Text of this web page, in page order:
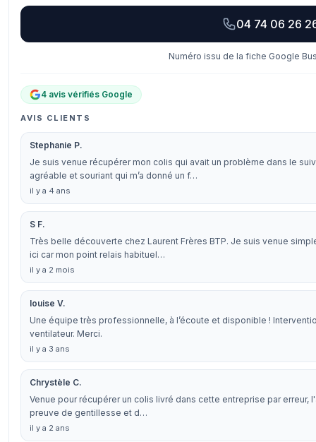
04 74 06 26
Numéro issu de la fiche Google
4 avis vérifiés Google
AVIS CLIENTS
Stephanie P.
Je suis venue récupérer mon colis qui avait un problème dans le
agréable et souriant qui m’a donné un f…
il y a 4 ans
S F.
Très belle découverte chez Laurent Frères BTP. Je suis venue
ici car mon point relais habituel…
il y a 2 mois
louise V.
Une équipe très professionnelle, à l’écoute et disponible !
ventilateur. Merci.
il y a 3 ans
Chrystèle C.
Venue pour récupérer un colis livré dans cette entreprise par
preuve de gentillesse et d…
il y a 2 ans